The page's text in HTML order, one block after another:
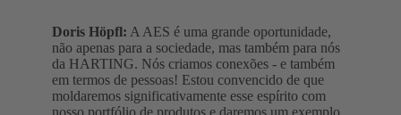
Doris Höpfl: A AES é uma grande oportunidade,
não apenas para a sociedade, mas também para nós
da HARTING. Nós criamos conexões - e também
em termos de pessoas! Estou convencido de que
moldaremos significativamente esse espírito com
nosso portfólio de produtos e daremos um exemplo